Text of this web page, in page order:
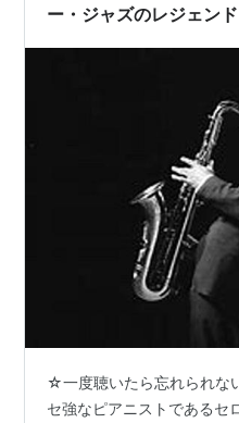
ー・ジャズのレジェン
☆一度聴いたら忘れられな
セ強なピアニストであるセ